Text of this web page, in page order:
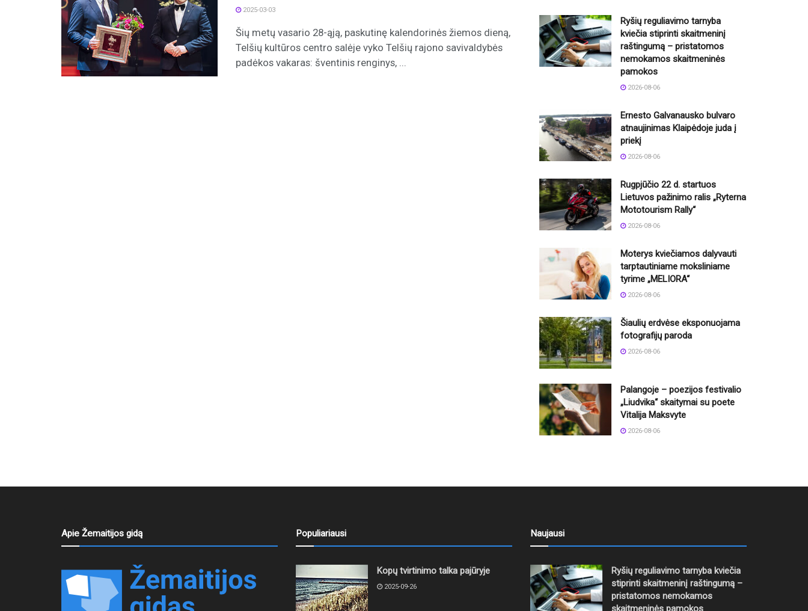
2025-03-03
Šių metų vasario 28-ąją, paskutinę kalendorinės žiemos dieną,
Telšių kultūros centro salėje vyko Telšių rajono savivaldybės
padėkos vakaras: šventinis renginys, ...
Ryšių reguliavimo tarnyba
kviečia stiprinti skaitmeninį
raštingumą – pristatomos
nemokamos skaitmeninės
pamokos
2026-08-06
Ernesto Galvanausko bulvaro
atnaujinimas Klaipėdoje juda į
priekį
2026-08-06
Rugpjūčio 22 d. startuos
Lietuvos pažinimo ralis „Ryterna
Mototourism Rally“
2026-08-06
Moterys kviečiamos dalyvauti
tarptautiniame moksliniame
tyrime „MELIORA“
2026-08-06
Šiaulių erdvėse eksponuojama
fotografijų paroda
2026-08-06
Palangoje – poezijos festivalio
„Liudvika“ skaitymai su poete
Vitalija Maksvyte
2026-08-06
Apie Žemaitijos gidą Populiariausi
Kopų tvirtinimo talka pajūryje
2025-09-26
Naujausi
Ryšių reguliavimo tarnyba kviečia
stiprinti skaitmeninį raštingumą –
pristatomos nemokamos
skaitmeninės pamokos